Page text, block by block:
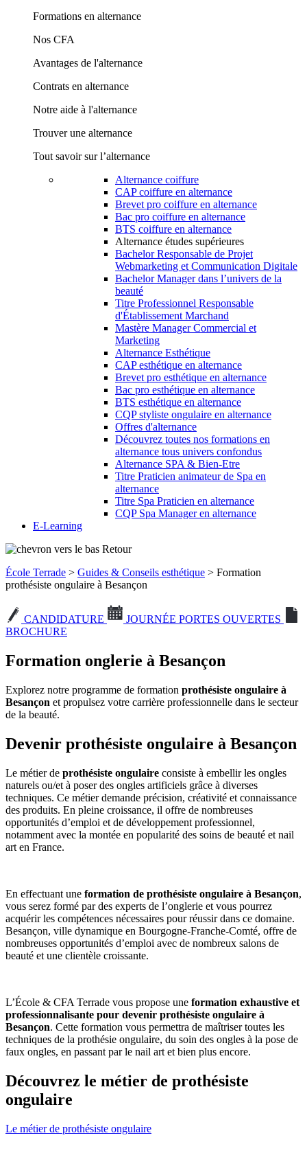
Formations en alternance
Nos CFA
Avantages de l'alternance
Contrats en alternance
Notre aide à l'alternance
Trouver une alternance
Tout savoir sur l’alternance
Alternance coiffure
CAP coiffure en alternance
Brevet pro coiffure en alternance
Bac pro coiffure en alternance
BTS coiffure en alternance
Alternance études supérieures
Bachelor Responsable de Projet
Webmarketing et Communication Digitale
Bachelor Manager dans l’univers de la
beauté
Titre Professionnel Responsable
d'Établissement Marchand
Mastère Manager Commercial et
Marketing
Alternance Esthétique
CAP esthétique en alternance
Brevet pro esthétique en alternance
Bac pro esthétique en alternance
BTS esthétique en alternance
CQP styliste ongulaire en alternance
Offres d'alternance
Découvrez toutes nos formations en
alternance tous univers confondus
Alternance SPA & Bien-Etre
Titre Praticien animateur de Spa en
alternance
Titre Spa Praticien en alternance
CQP Spa Manager en alternance
E-Learning
Retour
École Terrade > Guides & Conseils esthétique > Formation
prothésiste ongulaire à Besançon
CANDIDATURE
JOURNÉE PORTES OUVERTES
BROCHURE
Formation onglerie à Besançon
Explorez notre programme de formation prothésiste ongulaire à
Besançon et propulsez votre carrière professionnelle dans le secteur
de la beauté.
Devenir prothésiste ongulaire à Besançon
Le métier de prothésiste ongulaire consiste à embellir les ongles
naturels ou/et à poser des ongles artificiels grâce à diverses
techniques. Ce métier demande précision, créativité et connaissance
des produits. En pleine croissance, il offre de nombreuses
opportunités d’emploi et de développement professionnel,
notamment avec la montée en popularité des soins de beauté et nail
art en France.
En effectuant une formation de prothésiste ongulaire à Besançon,
vous serez formé par des experts de l’onglerie et vous pourrez
acquérir les compétences nécessaires pour réussir dans ce domaine.
Besançon, ville dynamique en Bourgogne-Franche-Comté, offre de
nombreuses opportunités d’emploi avec de nombreux salons de
beauté et une clientèle croissante.
L’École & CFA Terrade vous propose une formation exhaustive et
professionnalisante pour devenir prothésiste ongulaire à
Besançon. Cette formation vous permettra de maîtriser toutes les
techniques de la prothésie ongulaire, du soin des ongles à la pose de
faux ongles, en passant par le nail art et bien plus encore.
Découvrez le métier de prothésiste
ongulaire
Le métier de prothésiste ongulaire